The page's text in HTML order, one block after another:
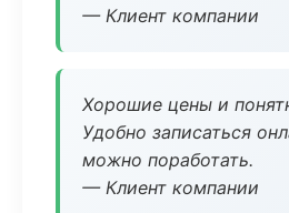
— Клиент компании
Хорошие цены и
Удобно записаться
можно поработать.
— Клиент компании